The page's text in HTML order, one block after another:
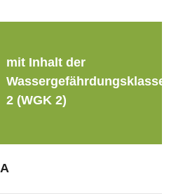
mit Inhalt der
Wassergefährdungsklasse
2 (WGK 2)
A